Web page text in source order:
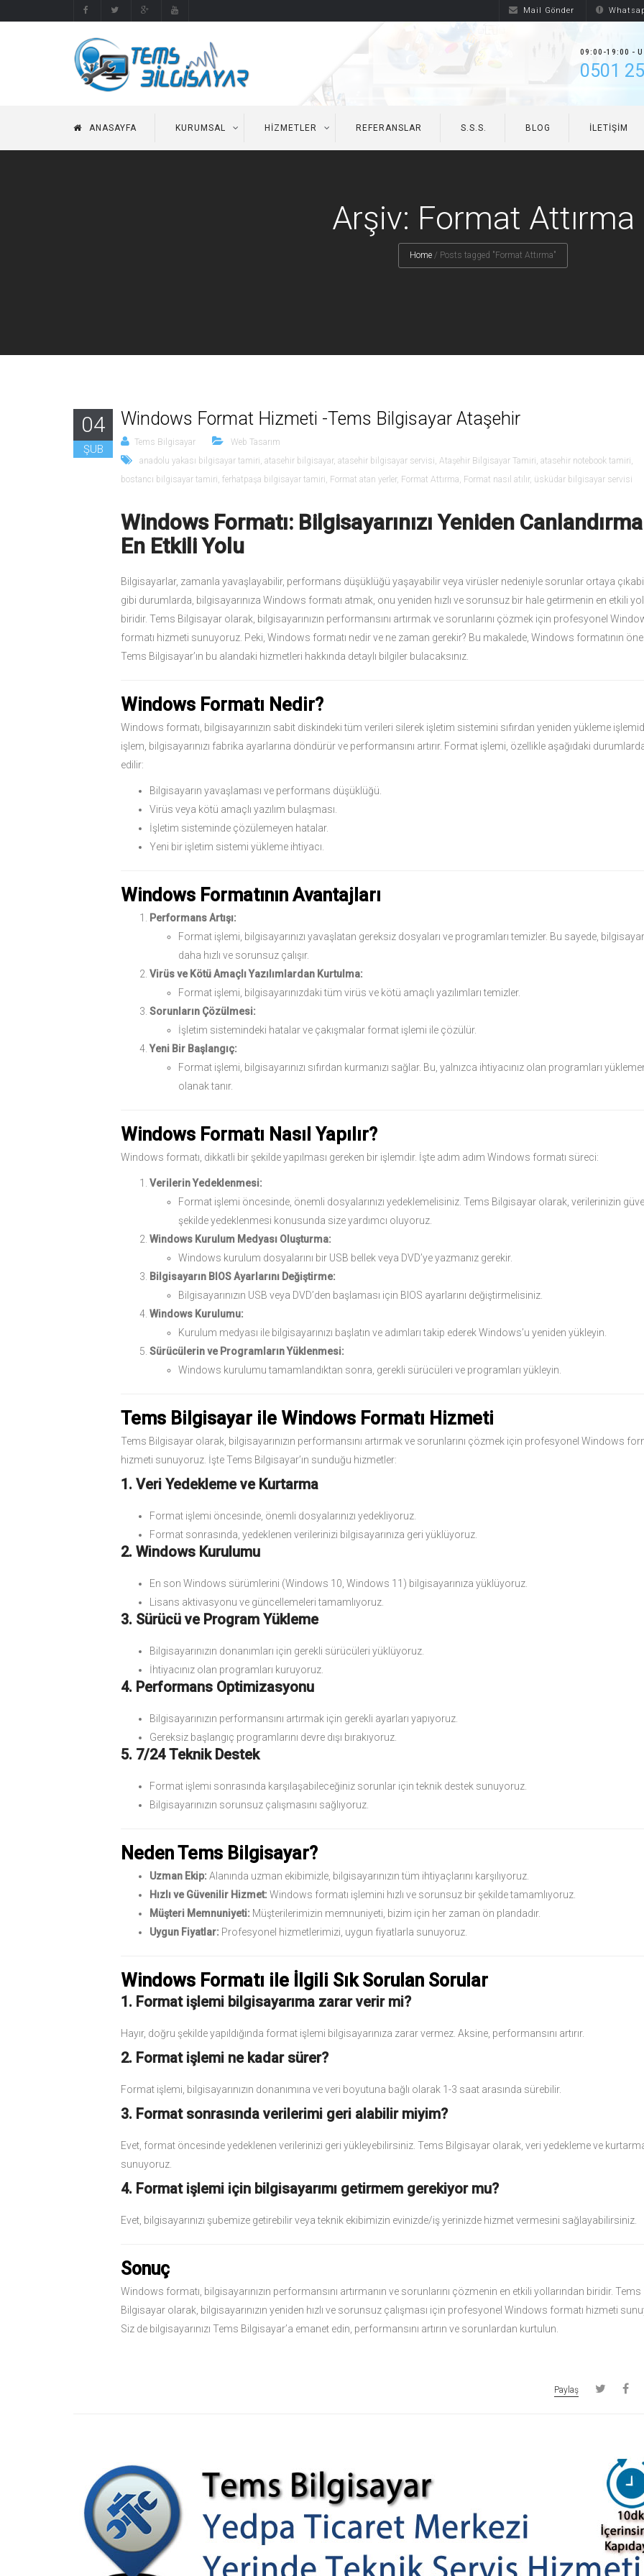
Mail Gönder
09:00-19:00 -
0501
ANASAYFA KURUMSAL HIZMETLER REFERANSLAR S.S.S. BLOG İLETIŞIM
Arşiv: Format Attırma
Home / Posts tagged "Format Attırma"
04
ŞUB
Windows Format Hizmeti -Tems Bilgisayar Ataşehir
Tems Bilgisayar
Web Tasarım
anadolu yakası bilgisayar tamiri, atasehir bilgisayar, atasehir bilgisayar servisi, Ataşehir Bilgisayar Tamiri, atasehir notebook tamiri,
bostancı bilgisayar tamiri, ferhatpaşa bilgisayar tamiri, Format atan yerler, Format Attırma, Format nasıl atılır, üsküdar bilgisayar servisi
Windows Formatı: Bilgisayarınızı Yeniden
En Etkili Yolu
Bilgisayarlar, zamanla yavaşlayabilir, performans düşüklüğü yaşayabilir veya virüsler nedeniyle sorunlar ortaya
gibi durumlarda, bilgisayarınıza Windows formatı atmak, onu yeniden hızlı ve sorunsuz bir hale getirmenin en etkili
biridir. Tems Bilgisayar olarak, bilgisayarınızın performansını artırmak ve sorunlarını çözmek için profesyonel
formatı hizmeti sunuyoruz. Peki, Windows formatı nedir ve ne zaman gerekir? Bu makalede, Windows formatının
Tems Bilgisayar’ın bu alandaki hizmetleri hakkında detaylı bilgiler bulacaksınız.
Windows Formatı Nedir?
Windows formatı, bilgisayarınızın sabit diskindeki tüm verileri silerek işletim sistemini sıfırdan yeniden yükleme
işlem, bilgisayarınızı fabrika ayarlarına döndürür ve performansını artırır. Format işlemi, özellikle aşağıdaki
edilir:
Bilgisayarın yavaşlaması ve performans düşüklüğü.
Virüs veya kötü amaçlı yazılım bulaşması.
İşletim sisteminde çözülemeyen hatalar.
Yeni bir işletim sistemi yükleme ihtiyacı.
Windows Formatının Avantajları
Performans Artışı:
Format işlemi, bilgisayarınızı yavaşlatan gereksiz dosyaları ve programları temizler. Bu sayede,
daha hızlı ve sorunsuz çalışır.
Virüs ve Kötü Amaçlı Yazılımlardan Kurtulma:
Format işlemi, bilgisayarınızdaki tüm virüs ve kötü amaçlı yazılımları temizler.
Sorunların Çözülmesi:
İşletim sistemindeki hatalar ve çakışmalar format işlemi ile çözülür.
Yeni Bir Başlangıç:
Format işlemi, bilgisayarınızı sıfırdan kurmanızı sağlar. Bu, yalnızca ihtiyacınız olan programları
olanak tanır.
Windows Formatı Nasıl Yapılır?
Windows formatı, dikkatli bir şekilde yapılması gereken bir işlemdir. İşte adım adım Windows formatı süreci:
Verilerin Yedeklenmesi:
Format işlemi öncesinde, önemli dosyalarınızı yedeklemelisiniz. Tems Bilgisayar olarak, verilerinizin
şekilde yedeklenmesi konusunda size yardımcı oluyoruz.
Windows Kurulum Medyası Oluşturma:
Windows kurulum dosyalarını bir USB bellek veya DVD’ye yazmanız gerekir.
Bilgisayarın BIOS Ayarlarını Değiştirme:
Bilgisayarınızın USB veya DVD’den başlaması için BIOS ayarlarını değiştirmelisiniz.
Windows Kurulumu:
Kurulum medyası ile bilgisayarınızı başlatın ve adımları takip ederek Windows’u yeniden yükleyin.
Sürücülerin ve Programların Yüklenmesi:
Windows kurulumu tamamlandıktan sonra, gerekli sürücüleri ve programları yükleyin.
Tems Bilgisayar ile Windows Formatı Hizmeti
Tems Bilgisayar olarak, bilgisayarınızın performansını artırmak ve sorunlarını çözmek için profesyonel Windows
hizmeti sunuyoruz. İşte Tems Bilgisayar’ın sunduğu hizmetler:
1. Veri Yedekleme ve Kurtarma
Format işlemi öncesinde, önemli dosyalarınızı yedekliyoruz.
Format sonrasında, yedeklenen verilerinizi bilgisayarınıza geri yüklüyoruz.
2. Windows Kurulumu
En son Windows sürümlerini (Windows 10, Windows 11) bilgisayarınıza yüklüyoruz.
Lisans aktivasyonu ve güncellemeleri tamamlıyoruz.
3. Sürücü ve Program Yükleme
Bilgisayarınızın donanımları için gerekli sürücüleri yüklüyoruz.
İhtiyacınız olan programları kuruyoruz.
4. Performans Optimizasyonu
Bilgisayarınızın performansını artırmak için gerekli ayarları yapıyoruz.
Gereksiz başlangıç programlarını devre dışı bırakıyoruz.
5. 7/24 Teknik Destek
Format işlemi sonrasında karşılaşabileceğiniz sorunlar için teknik destek sunuyoruz.
Bilgisayarınızın sorunsuz çalışmasını sağlıyoruz.
Neden Tems Bilgisayar?
Uzman Ekip: Alanında uzman ekibimizle, bilgisayarınızın tüm ihtiyaçlarını karşılıyoruz.
Hızlı ve Güvenilir Hizmet: Windows formatı işlemini hızlı ve sorunsuz bir şekilde tamamlıyoruz.
Müşteri Memnuniyeti: Müşterilerimizin memnuniyeti, bizim için her zaman ön plandadır.
Uygun Fiyatlar: Profesyonel hizmetlerimizi, uygun fiyatlarla sunuyoruz.
Windows Formatı ile İlgili Sık Sorulan Sorular
1. Format işlemi bilgisayarıma zarar verir mi?
Hayır, doğru şekilde yapıldığında format işlemi bilgisayarınıza zarar vermez. Aksine, performansını artırır.
2. Format işlemi ne kadar sürer?
Format işlemi, bilgisayarınızın donanımına ve veri boyutuna bağlı olarak 1-3 saat arasında sürebilir.
3. Format sonrasında verilerimi geri alabilir miyim?
Evet, format öncesinde yedeklenen verilerinizi geri yükleyebilirsiniz. Tems Bilgisayar olarak, veri yedekleme ve
sunuyoruz.
4. Format işlemi için bilgisayarımı getirmem gerekiyor mu?
Evet, bilgisayarınızı şubemize getirebilir veya teknik ekibimizin evinizde/iş yerinizde hizmet vermesini sağlayabilirsiniz.
Sonuç
Windows formatı, bilgisayarınızın performansını artırmanın ve sorunlarını çözmenin en etkili yollarından biridir. Tems
Bilgisayar olarak, bilgisayarınızın yeniden hızlı ve sorunsuz çalışması için profesyonel Windows formatı hizmeti
Siz de bilgisayarınızı Tems Bilgisayar’a emanet edin, performansını artırın ve sorunlardan kurtulun.
Paylaş